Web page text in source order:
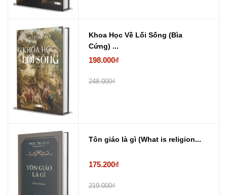
Khoa Học Về Lối Sống (Bìa
Cứng) ...
198.000₫
248.000₫
Tôn giáo là gì (What is religion...
175.200₫
219.000₫